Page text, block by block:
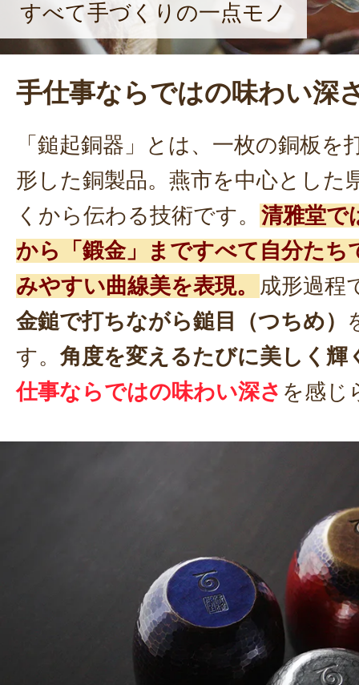
すべて手づくりの一点モノ
手仕事ならではの味わい深
「鎚起銅器」とは、一枚の銅板を
形した銅製品。燕市を中心とした
くから伝わる技術です。 清雅堂で
から「鍛金」まですべて自分たち
みやすい曲線美を表現。
成形過程
金鎚で打ちながら鎚目（つちめ）
す。 角度を変えるたびに美しく輝
仕事ならではの味わい深さ を感じ